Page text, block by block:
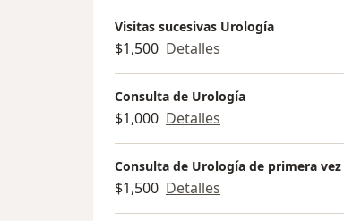
Visitas sucesivas Urología
$1,500 Detalles
Consulta de Urología
$1,000 Detalles
Consulta de Urología de primera vez
$1,500 Detalles